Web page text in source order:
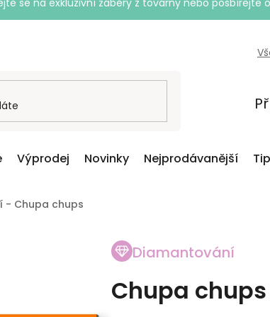
se na exkluzivní záběry z továrny nebo
Výprodej Novinky Nejprodávanější
- Chupa chups
Diamantování
Chupa chups